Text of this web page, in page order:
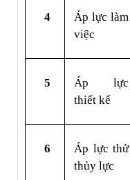
4
Áp lực làm
việc
5
Áp lực
thiết kế
6
Áp lực thử
thủy lực